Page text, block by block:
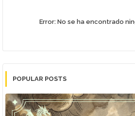
Error:No se ha encontrado
POPULAR POSTS